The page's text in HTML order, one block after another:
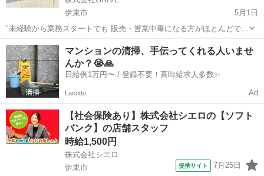
伊東市
5月1日
"未経験から業務スタートでも 販売・営業中毒になる方がほとんどで
す。 業務内容としては家電量販店で スマホやWiFiの案内をして契約数
を 伸ばすのがお仕事なのですが...。 なぜ、10年以上かたくなに携帯
会...
静岡 伊東市 携帯ショップ 業務
マンションの清掃、手伝ってくれる人いませ
んか？😭🙏
日給例1万円〜 / 登録不要！高時給求人多数✨
Lacotto Ad
【社会保険あり】株式会社シエロの【ソフト
バンク】の店舗スタッフ
時給1,500円
株式会社シエロ
伊東市
提携サイト 7月25日